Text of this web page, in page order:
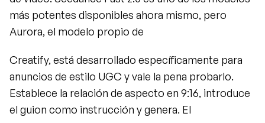
más potentes disponibles ahora mismo, pero
Aurora, el modelo propio de
Creatify, está desarrollado específicamente para
anuncios de estilo UGC y vale la pena probarlo.
Establece la relación de aspecto en 9:16, introduce
el guion como instrucción y genera. El